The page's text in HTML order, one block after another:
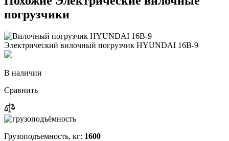
погрузчики
Электрический вилочный погрузчик HYUNDAI 16B-9
В наличии
Сравнить
Грузоподъемность, кг: 1600